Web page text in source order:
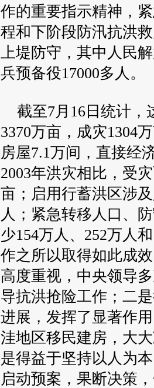
作的重要指示精神，
程和下阶段防汛抗洪
上堤防守，其中人民
兵预备役17000多人。
截至7月16日统计，
3370万亩，成灾1304
房屋7.1万间，直接经
2003年洪灾相比，受
亩；启用行蓄洪区涉
人；紧急转移人口、
少154万人、252万人
作之所以取得如此成
高度重视，中央领导
导抗洪抢险工作；二
进展，发挥了显著作
洼地区移民建房，大
是得益于坚持以人为
启动预案，果断决策